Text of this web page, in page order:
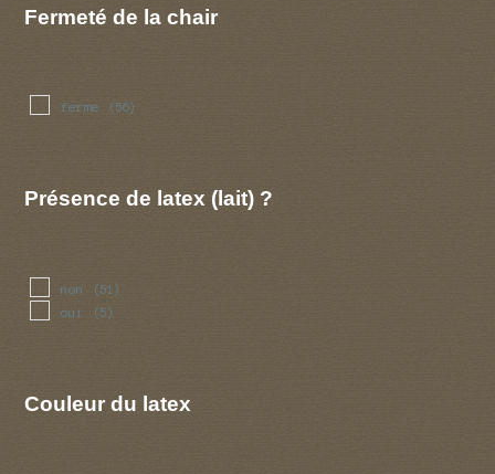
Fermeté de la chair
ferme (56)
Présence de latex (lait) ?
non (51)
oui (5)
Couleur du latex